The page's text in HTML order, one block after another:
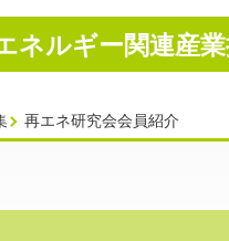
ネルギー関連産
再エネ研究会会員紹介